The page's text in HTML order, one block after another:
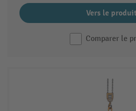
Vers le
Comparer le